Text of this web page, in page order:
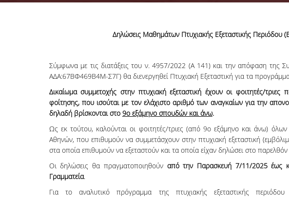
Δηλώσεις Μαθημάτων Πτυχιακής Εξεταστικής Περιόδου
Σύμφωνα με τις διατάξεις του ν. 4957/2022 (Α 141) και την απόφαση της
ΑΔΑ:67ΒΦ469Β4Μ-Σ7Γ) θα διενεργηθεί Πτυχιακή Εξεταστική για τα
Δικαίωμα συμμετοχής στην πτυχιακή εξεταστική έχουν οι φοιτητές/
φοίτησης, που ισούται με τον ελάχιστο αριθμό των αναγκαίων για την
δηλαδή βρίσκονται στο 9ο εξάμηνο σπουδών και άνω.
Ως εκ τούτου, καλούνται οι φοιτητές/τριες (από 9ο εξάμηνο και άνω)
Αθηνών, που επιθυμούν να συμμετάσχουν στην πτυχιακή εξεταστική
στα οποία επιθυμούν να εξεταστούν και τα οποία είχαν δηλώσει στο
Οι δηλώσεις θα πραγματοποιηθούν από την Παρασκευή 7/11/2025 έως
Γραμματεία.
Για το αναλυτικό πρόγραμμα της πτυχιακής εξεταστικής